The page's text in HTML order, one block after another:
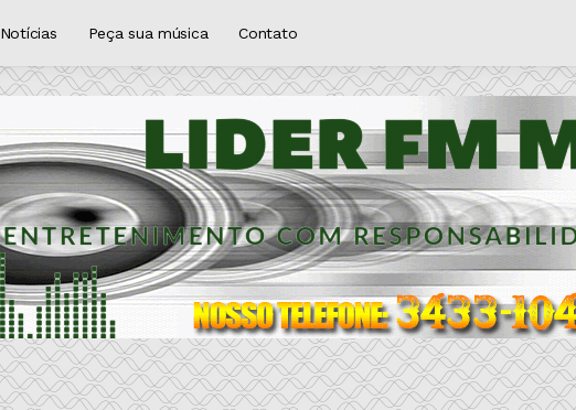
Notícias Peça sua música Contato